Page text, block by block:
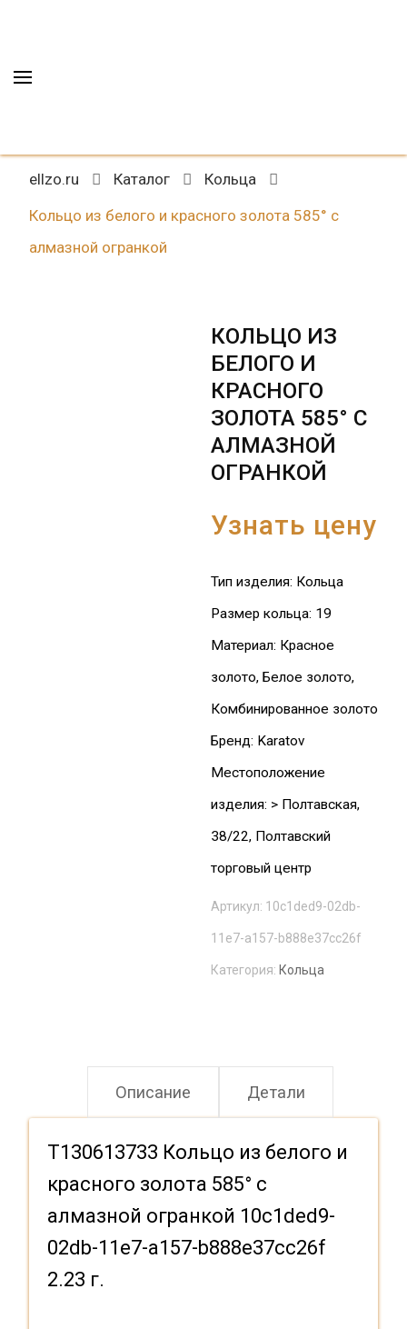
ELLZO ювелирные
украшения в
Красноярске
Магазин ювелирных украшений в
Красноярске
ellzo.ru Каталог
Кольца
Кольцо из белого и красного золота 585° с
алмазной огранкой
КОЛЬЦО ИЗ
БЕЛОГО И
КРАСНОГО
ЗОЛОТА 585° С
АЛМАЗНОЙ
ОГРАНКОЙ
Узнать цену
Тип изделия: Кольца
Размер кольца: 19
Материал: Красное
золото, Белое золото,
Комбинированное золото
Бренд: Karatov
Местоположение
изделия: > ​Полтавская,
38/22, Полтавский
торговый центр
Артикул: 10c1ded9-02db-
11e7-a157-b888e37cc26f
Категория: Кольца
Описание Детали
Т130613733 Кольцо из белого и
красного золота 585° с
алмазной огранкой 10c1ded9-
02db-11e7-a157-b888e37cc26f
2.23 г.